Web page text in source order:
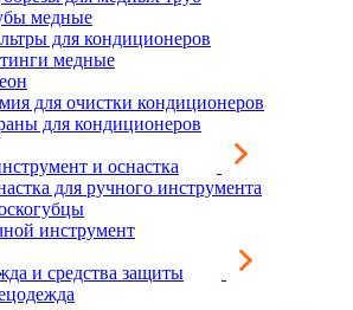
медные
для кондиционеров
медные
для очистки кондиционеров
для кондиционеров
и оснастка
для ручного инструмента
инструмент
и средства защиты